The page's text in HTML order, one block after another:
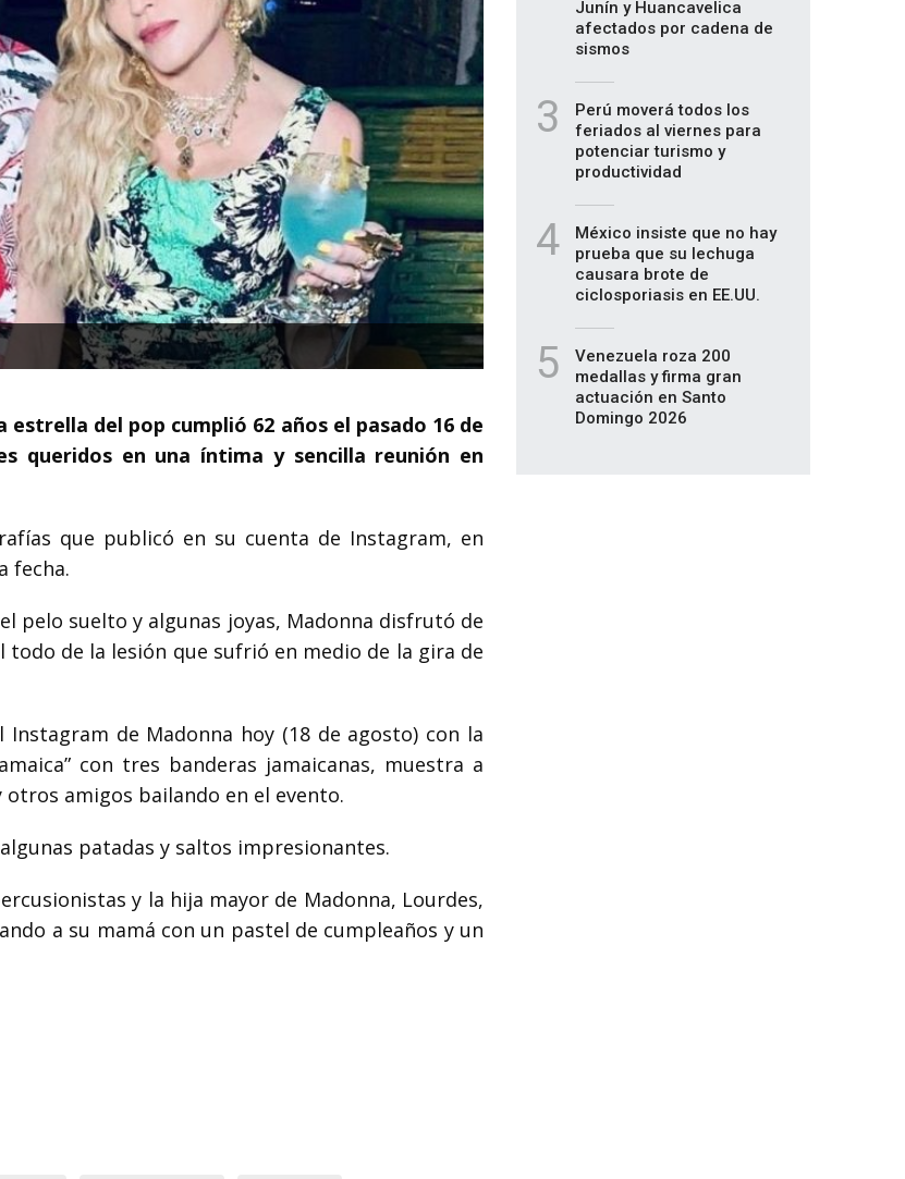
del pop cumplió 62 años el pasado 16 de
queridos en una íntima y sencilla reunión en
que publicó en su cuenta de Instagram, en
fecha.
pelo suelto y algunas joyas, Madonna disfrutó de
de la lesión que sufrió en medio de la gira de
de Madonna hoy (18 de agosto) con la
con tres banderas jamaicanas, muestra a
amigos bailando en el evento.
patadas y saltos impresionantes.
y la hija mayor de Madonna, Lourdes,
a su mamá con un pastel de cumpleaños y un
Junín y Huancavelica
afectados por cadena de
sismos
3
Perú moverá todos los
feriados al viernes para
potenciar turismo y
productividad
4
México insiste que no hay
prueba que su lechuga
causara brote de
ciclosporiasis en EE.UU.
5
Venezuela roza 200
medallas y firma gran
actuación en Santo
Domingo 2026